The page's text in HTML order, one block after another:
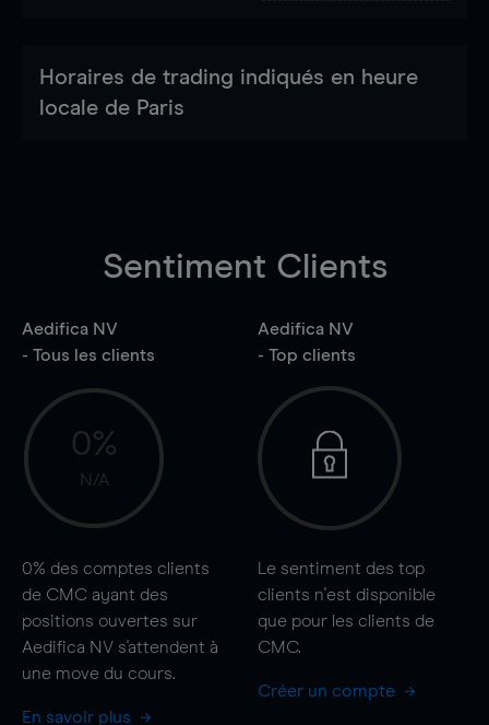
Horaires de trading indiqués en heure
locale de Paris
Sentiment Clients
Aedifica NV
- Tous les clients
0%
N/A
0% des comptes clients
de CMC ayant des
positions ouvertes sur
Aedifica NV s'attendent à
une move du cours.
En savoir plus
Aedifica NV
- Top clients
Le sentiment des top
clients n'est disponible
que pour les clients de
CMC.
Créer un compte